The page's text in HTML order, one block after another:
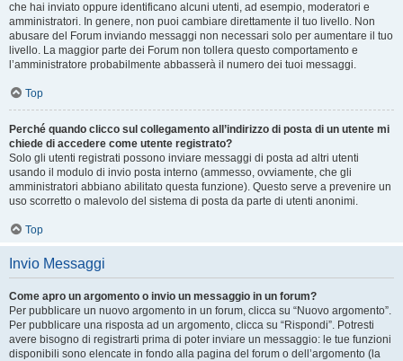
che hai inviato oppure identificano alcuni utenti, ad esempio, moderatori e
amministratori. In genere, non puoi cambiare direttamente il tuo livello. Non
abusare del Forum inviando messaggi non necessari solo per aumentare il tuo
livello. La maggior parte dei Forum non tollera questo comportamento e
l’amministratore probabilmente abbasserà il numero dei tuoi messaggi.
Top
Perché quando clicco sul collegamento all’indirizzo di posta di un utente mi
chiede di accedere come utente registrato?
Solo gli utenti registrati possono inviare messaggi di posta ad altri utenti
usando il modulo di invio posta interno (ammesso, ovviamente, che gli
amministratori abbiano abilitato questa funzione). Questo serve a prevenire un
uso scorretto o malevolo del sistema di posta da parte di utenti anonimi.
Top
Invio Messaggi
Come apro un argomento o invio un messaggio in un forum?
Per pubblicare un nuovo argomento in un forum, clicca su “Nuovo argomento”.
Per pubblicare una risposta ad un argomento, clicca su “Rispondi”. Potresti
avere bisogno di registrarti prima di poter inviare un messaggio: le tue funzioni
disponibili sono elencate in fondo alla pagina del forum o dell’argomento (la